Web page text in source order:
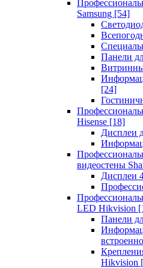
Samsung [54]
Панели
[24]
Hisense [18]
Дисплеи
видеостены
Дисплеи
LED Hikvision
Панели
Hikvision